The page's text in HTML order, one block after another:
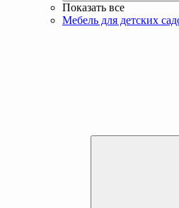
Показать все
Мебель для детских